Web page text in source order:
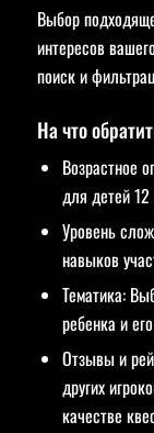
Выбор
интересов
поиск и
На что
Возрастное
для детей 12
Уровень
навыков
Тематика:
ребенка и
Отзывы и
других
качестве